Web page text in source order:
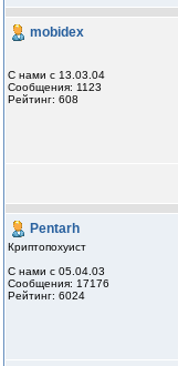
mobidex
С нами с 13.03.04
Сообщения: 1123
Рейтинг: 608
Pentarh
Криптопохуист
С нами с 05.04.03
Сообщения: 17176
Рейтинг: 6024